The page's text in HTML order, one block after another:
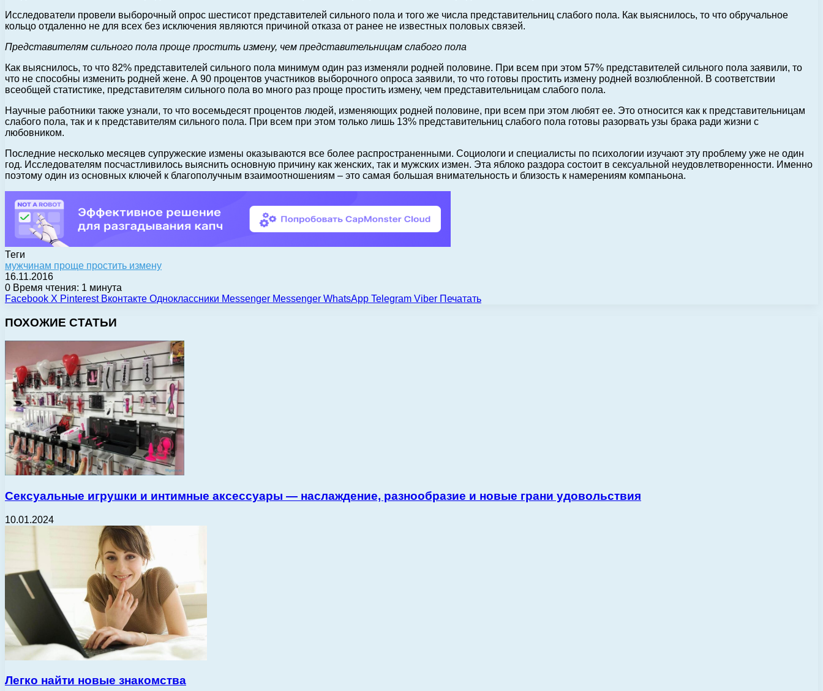
Исследователи провели выборочный опрос шестисот представителей сильного пола и того же числа представительниц слабого пола. Как выяснилось, то что обручальное
кольцо отдаленно не для всех без исключения являются причиной отказа от ранее не известных половых связей.
Представителям сильного пола проще простить измену, чем представительницам слабого пола
Как выяснилось, то что 82% представителей сильного пола минимум один раз изменяли родней половине. При всем при этом 57% представителей сильного пола заявили, то
что не способны изменить родней жене. А 90 процентов участников выборочного опроса заявили, то что готовы простить измену родней возлюбленной. В соответствии
всеобщей статистике, представителям сильного пола во много раз проще простить измену, чем представительницам слабого пола.
Научные работники также узнали, то что восемьдесят процентов людей, изменяющих родней половине, при всем при этом любят ее. Это относится как к представительницам
слабого пола, так и к представителям сильного пола. При всем при этом только лишь 13% представительниц слабого пола готовы разорвать узы брака ради жизни с
любовником.
Последние несколько месяцев супружеские измены оказываются все более распространенными. Социологи и специалисты по психологии изучают эту проблему уже не один
год. Исследователям посчастливилось выяснить основную причину как женских, так и мужских измен. Эта яблоко раздора состоит в сексуальной неудовлетворенности. Именно
поэтому один из основных ключей к благополучным взаимоотношениям – это самая большая внимательность и близость к намерениям компаньона.
Теги
мужчинам проще простить измену
16.11.2016
0 Время чтения: 1 минута
Facebook X Pinterest Вконтакте Одноклассники Messenger Messenger WhatsApp Telegram Viber Печатать
ПОХОЖИЕ СТАТЬИ
Сексуальные игрушки и интимные аксессуары — наслаждение, разнообразие и новые грани удовольствия
10.01.2024
Легко найти новые знакомства